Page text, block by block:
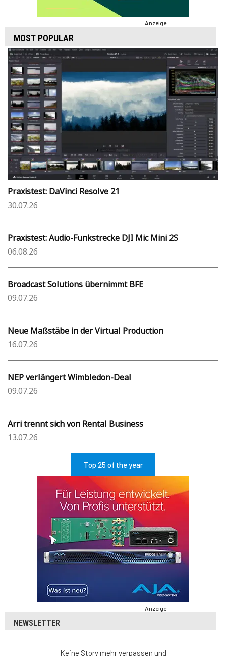
Anzeige
MOST POPULAR
Praxistest: DaVinci Resolve 21
30.07.26
Praxistest: Audio-Funkstrecke DJI Mic Mini 2S
06.08.26
Broadcast Solutions übernimmt BFE
09.07.26
Neue Maßstäbe in der Virtual Production
16.07.26
NEP verlängert Wimbledon-Deal
09.07.26
Arri trennt sich von Rental Business
13.07.26
Top 25 of the year
Anzeige
NEWSLETTER
Keine Story mehr verpassen und